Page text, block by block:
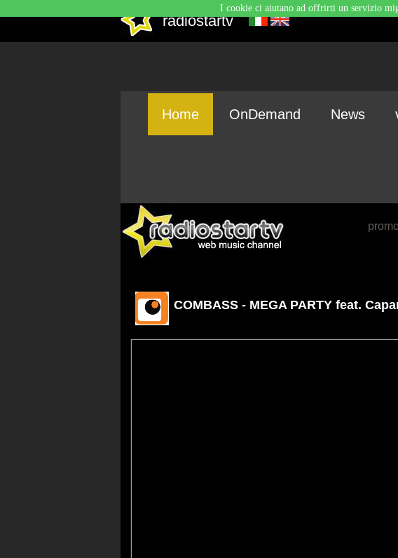
radiostartv
Home OnDemand News
COMBASS - MEGA PARTY feat.
I cookie ci aiutano ad offrirti un servizio